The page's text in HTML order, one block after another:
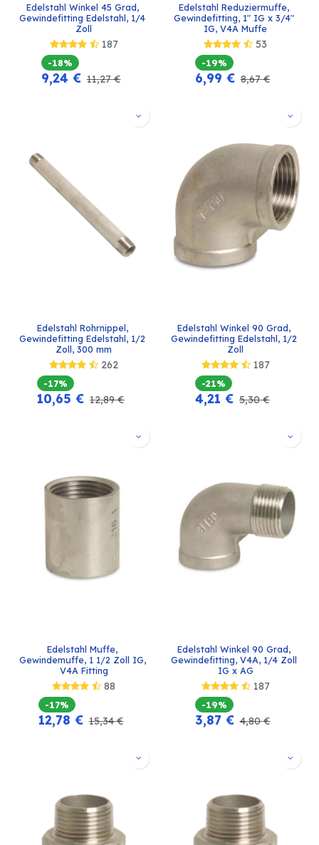
Edelstahl Winkel 45 Grad,
Gewindefitting Edelstahl, 1/4
Zoll
187
-18%
9,24 € 11,27€
Edelstahl Reduziermuffe,
Gewindefitting, 1" IG x 3/4"
IG, V4A Muffe
53
-19%
6,99 € 8,67€
Edelstahl Rohrnippel,
Gewindefitting Edelstahl, 1/2
Zoll, 300 mm
262
-17%
10,65 € 12,89€
Edelstahl Winkel 90 Grad,
Gewindefitting Edelstahl, 1/2
Zoll
187
-21%
4,21 € 5,30€
Edelstahl Muffe,
Gewindemuffe, 1 1/2 Zoll IG,
V4A Fitting
88
-17%
12,78 € 15,34€
Edelstahl Winkel 90 Grad,
Gewindefitting, V4A, 1/4 Zoll
IG x AG
187
-19%
3,87€ 4,80€